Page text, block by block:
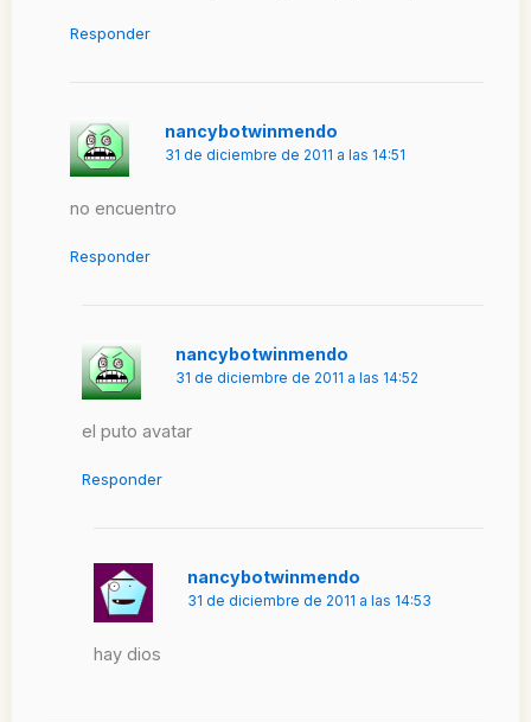
Responder
nancybotwinmendo
31 de diciembre de 2011 a las 14:51
no encuentro
Responder
nancybotwinmendo
31 de diciembre de 2011 a las 14:52
el puto avatar
Responder
nancybotwinmendo
31 de diciembre de 2011 a las 14:53
hay dios